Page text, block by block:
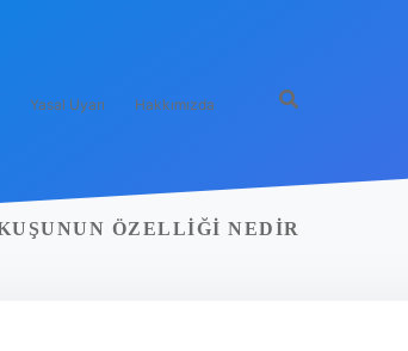
Yasal Uyarı Hakkımızda
ÖZELLIĞI NEDIR